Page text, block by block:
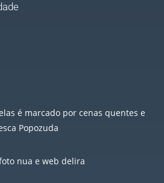
é marcado por cenas quentes e
Popozuda
nua e web delira